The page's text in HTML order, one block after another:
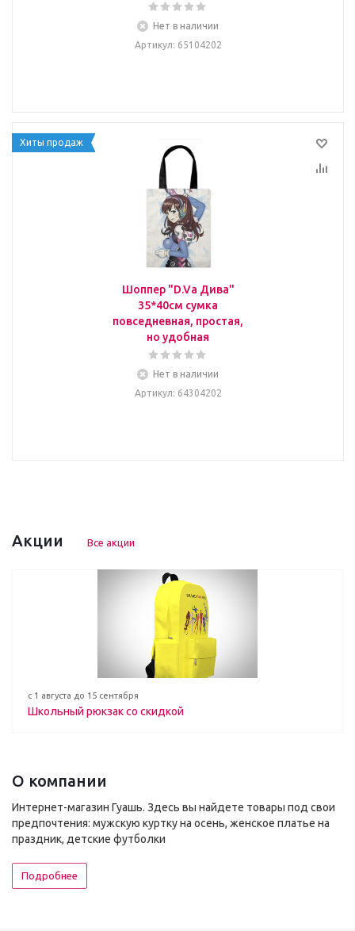
Нет в наличии
Артикул: 65104202
Хиты продаж
Шоппер "D.Va Дива"
35*40см сумка
повседневная, простая,
но удобная
Нет в наличии
Артикул: 64304202
Акции Все акции
с 1 августа до 15 сентября
Школьный рюкзак со скидкой
О компании
Интернет-магазин Гуашь. Здесь вы найдете товары под свои
предпочтения: мужскую куртку на осень, женское платье на
праздник, детские футболки
Подробнее